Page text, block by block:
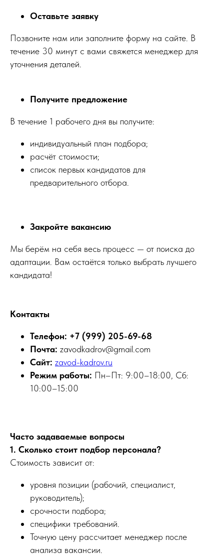
Оставьте заявку
Позвоните нам или заполните форму на сайте. В
течение 30 минут с вами свяжется менеджер для
уточнения деталей.
Получите предложение
В течение 1 рабочего дня вы получите:
индивидуальный план подбора;
расчёт стоимости;
список первых кандидатов для
предварительного отбора.
Закройте вакансию
Мы берём на себя весь процесс — от поиска до
адаптации. Вам остаётся только выбрать лучшего
кандидата!
Контакты
Телефон: +7 (999) 205-69-68
Почта: zavodkadrov@gmail.com
Сайт: zavod-kadrov.ru
Режим работы: Пн–Пт: 9:00–18:00, Сб:
10:00–15:00
Часто задаваемые вопросы
1. Сколько стоит подбор персонала?
Стоимость зависит от:
уровня позиции (рабочий, специалист,
руководитель);
срочности подбора;
специфики требований.
Точную цену рассчитает менеджер после
анализа вакансии.